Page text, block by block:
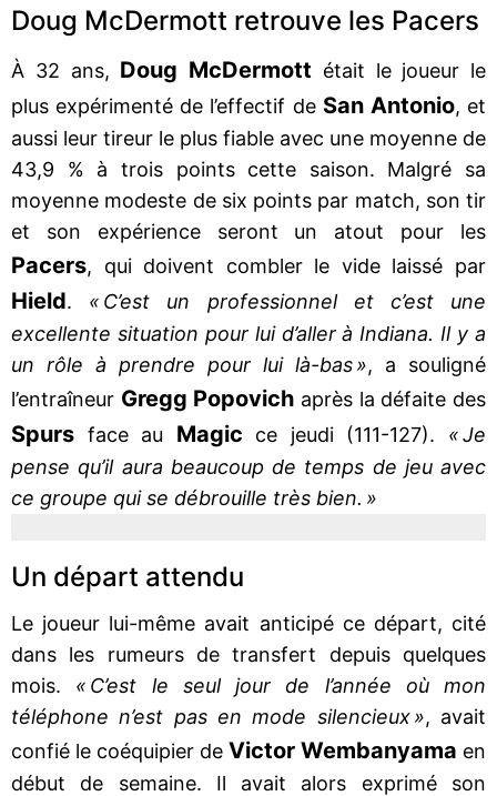
Doug McDermott retrouve les Pacers
À 32 ans, Doug McDermott était le joueur le
plus expérimenté de l’effectif de San Antonio, et
aussi leur tireur le plus fiable avec une moyenne de
43,9 % à trois points cette saison. Malgré sa
moyenne modeste de six points par match, son tir
et son expérience seront un atout pour les
Pacers, qui doivent combler le vide laissé par
Hield. « C’est un professionnel et c’est une
excellente situation pour lui d’aller à Indiana. Il y a
un rôle à prendre pour lui là-bas », a souligné
l’entraîneur Gregg Popovich après la défaite des
Spurs face au Magic ce jeudi (111-127). « Je
pense qu’il aura beaucoup de temps de jeu avec
ce groupe qui se débrouille très bien. »
Un départ attendu
Le joueur lui-même avait anticipé ce départ, cité
dans les rumeurs de transfert depuis quelques
mois. « C’est le seul jour de l’année où mon
téléphone n’est pas en mode silencieux », avait
confié le coéquipier de Victor Wembanyama en
début de semaine. Il avait alors exprimé son